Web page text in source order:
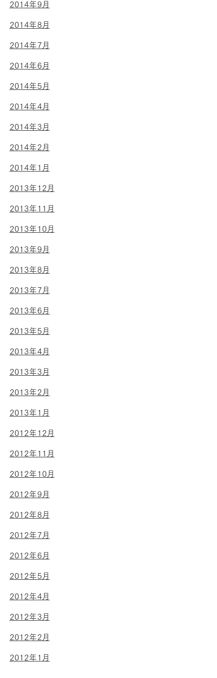
2014年9月
2014年8月
2014年7月
2014年6月
2014年5月
2014年4月
2014年3月
2014年2月
2014年1月
2013年12月
2013年11月
2013年10月
2013年9月
2013年8月
2013年7月
2013年6月
2013年5月
2013年4月
2013年3月
2013年2月
2013年1月
2012年12月
2012年11月
2012年10月
2012年9月
2012年8月
2012年7月
2012年6月
2012年5月
2012年4月
2012年3月
2012年2月
2012年1月